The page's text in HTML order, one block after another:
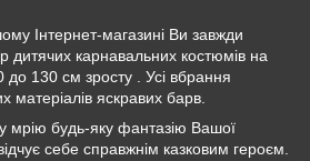
Інтернет-магазині Ви завжди
дитячих карнавальних костюмів на
до 130 см зросту . Усі вбрання
матеріалів яскравих барв.
мрію будь-яку фантазію Вашої
себе справжнім казковим героєм.